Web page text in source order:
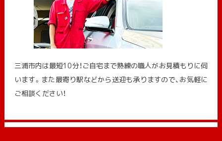
三浦市内は最短10分！ご自宅まで熟練の職人がお見積もりに伺
います。また最寄り駅などから送迎も承りますので、お気軽に
ご相談ください！